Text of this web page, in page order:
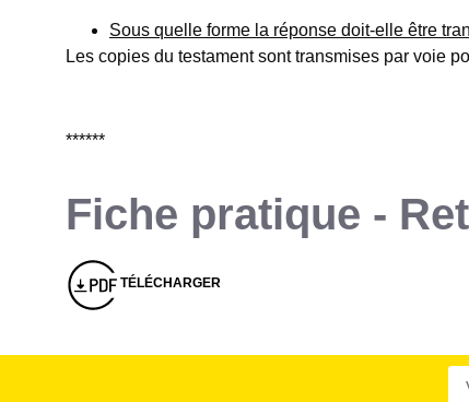
Sous quelle forme la réponse doit-elle être
Les copies du testament sont transmises par voie
******
Fiche pratique -
ABCDEFGHIJKLMNOPQRSTUVWXYZ
abcdefghijklmnopqrstuvwxyz
1234567890.,;:?!“’()/éèàüô*<>+=
1234567890.,;:?!“’()/éèàüô*<>+=
TÉLÉCHARGER